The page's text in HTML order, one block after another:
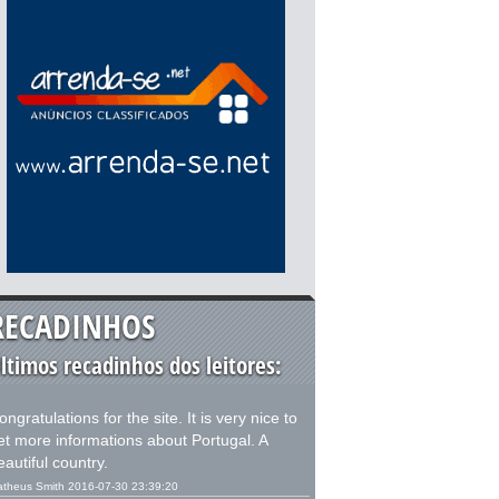
recadinhos dos leitores:
for the site. It is very nice to
more informations about Portugal. A
country.
Smith 2016-07-30 23:39:20